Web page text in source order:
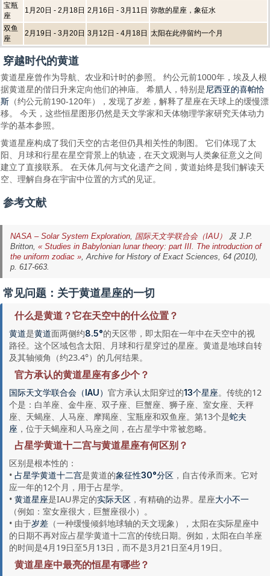
宝瓶
座
1月20日 - 2月18日 2月16日 - 3月11日 弥散的星座，象征水
双鱼
座
2月19日 - 3月20日 3月12日 - 4月18日 太阳在此停留约一个月
穿越时代的黄道
黄道星座曾作为导航、农业和计时的参照。 约公元前1000年，埃及人根
据黄道星的偕日升来定向他们的神庙。 希腊人，特别是尼西亚的喜帕恰
斯 （约公元前190-120年），发现了岁差，解释了星座在天球上的缓慢漂
移。 今天，这些恒星图形仍然是天文学家和天体物理学家研究天体动力
学的基本参照。
黄道星座构成了我们天空的古老但仍具相关性的制图。 它们体现了太
阳、月球和行星在星空背景上的轨迹，在天文观测与人类象征意义之间
建立了直接联系。 在天体几何与文化遗产之间，黄道始终是我们解读天
空、理解自身在宇宙中位置的方式的见证。
参考文献
NASA – Solar System Exploration, 国际天文学联合会（IAU）
及 J.P.
Britton, « Studies in Babylonian lunar theory: part III. The introduction of
the uniform zodiac »,Archive for History of Exact Sciences, 64 (2010),
p. 617-663.
常见问题：关于黄道星座的一切
什么是黄道？它在天空中的什么位置？
黄道是黄道面两侧约8.5°的天区带，即太阳在一年中在天空中的视
路径。这个区域包含太阳、月球和行星穿过的星座。黄道是地球自转
及其轴倾角（约23.4°）的几何结果。
官方承认的黄道星座有多少个？
国际天文学联合会（IAU）官方承认太阳穿过的13个星座。传统的12
个是：白羊座、金牛座、双子座、巨蟹座、狮子座、室女座、天秤
座、天蝎座、人马座、摩羯座、宝瓶座和双鱼座。第13个是蛇夫
座 ，位于天蝎座和人马座之间，在占星学中常被忽略。
占星学黄道十二宫与黄道星座有何区别？
区别是根本性的：
•占星学黄道十二宫是黄道的象征性30°分区 ，自古传承而来。它对
应一年的12个月，用于占星学。
•黄道星座是IAU界定的实际天区 ，有精确的边界。星座大小不一
（例如：室女座很大，巨蟹座很小）。
• 由于岁差 （一种缓慢倾斜地球轴的天文现象），太阳在实际星座中
的日期不再对应占星学黄道十二宫的传统日期。例如，太阳在白羊座
的时间是4月19日至5月13日，而不是3月21日至4月19日。
黄道星座中最亮的恒星有哪些？